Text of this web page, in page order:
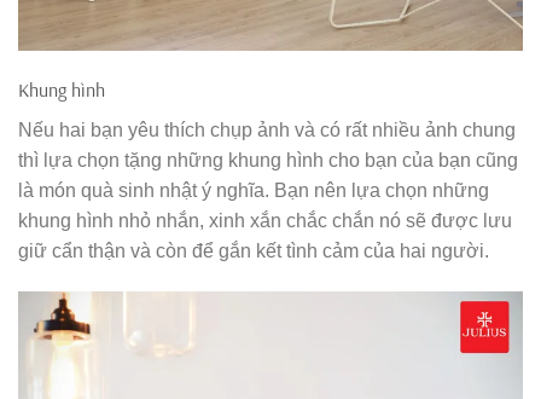
Khung hình
Nếu hai bạn yêu thích chụp ảnh và có rất nhiều ảnh chung
thì lựa chọn tặng những khung hình cho bạn của bạn cũng
là món quà sinh nhật ý nghĩa. Bạn nên lựa chọn những
khung hình nhỏ nhắn, xinh xắn chắc chắn nó sẽ được lưu
giữ cẩn thận và còn để gắn kết tình cảm của hai người.